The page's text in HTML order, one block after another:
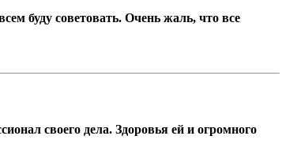
буду советовать. Очень жаль, что все
своего дела. Здоровья ей и огромного